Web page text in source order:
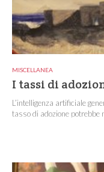
MISCELLANEA
I tassi di
L’intelligenza artificiale
tasso di adozione potrebbe